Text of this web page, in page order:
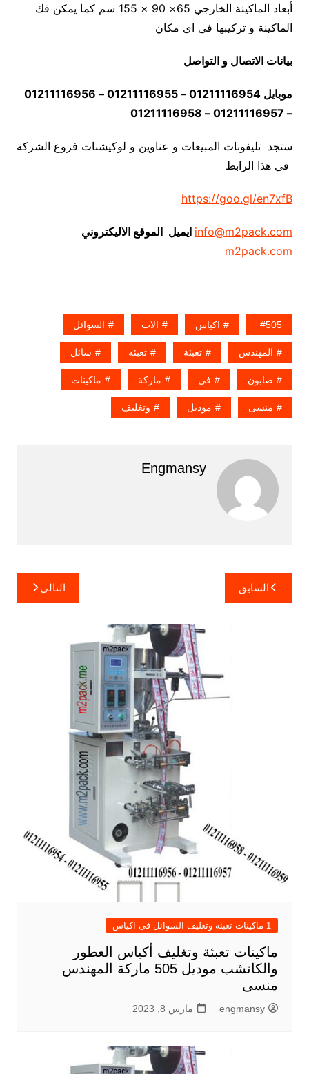
أبعاد الماكينة الخارجي 65× 90 × 155 سم كما يمكن فك
الماكينة و تركيبها في اي مكان
بيانات الاتصال و التواصل
موبايل 01211116954 – 01211116955 – 01211116956
– 01211116957 – 01211116958
ستجد تليفونات المبيعات و عناوين و لوكيشنات فروع الشركة
في هذا الرابط
https://goo.gl/en7xfB
info@m2pack.com ايميل الموقع الاليكتروني
m2pack.com
505 اكياس الات السوائل
المهندس تعبئة تعبئه سائل
صابون فى ماركة ماكينات
منسى موديل وتغليف
Engmansy
تصفّح
المقالات
السابق التالي
1 ماكينات تعبئة وتغليف السوائل فى اكياس
ماكينات تعبئة وتغليف أكياس العطور
والكاتشب موديل 505 ماركة المهندس
منسى
engmansy مارس 8, 2023